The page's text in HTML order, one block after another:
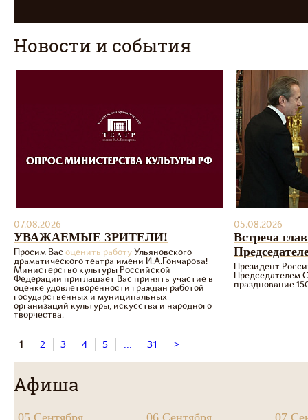
Новости и события
07.08.2026
УВАЖАЕМЫЕ ЗРИТЕЛИ!
Просим Вас оценить работу Ульяновского
драматического театра имени И.А.Гончарова!
Министерство культуры Российской
Федерации приглашает Вас принять участие в
оценке удовлетворенности граждан работой
государственных и муниципальных
организаций культуры, искусства и народного
творчества.
05.08.2026
Встреча
Президент
Председателем
празднование
1 2 3 4 5 ... 31 >
Афиша
05 Сентября 06 Сентября 07